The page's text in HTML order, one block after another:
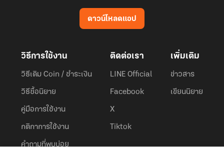
ดาวน์โหลดแอป
วิธีการใช้งาน
วิธีเติม Coin / ชำระเงิน
วิธีซื้อนิยาย
คู่มือการใช้งาน
กติกาการใช้งาน
คำถามที่พบบ่อย
ติดต่อเรา
LINE Official
Facebook
X
Tiktok
เพิ่มเติม
ข่าวสาร
เขียนนิยาย